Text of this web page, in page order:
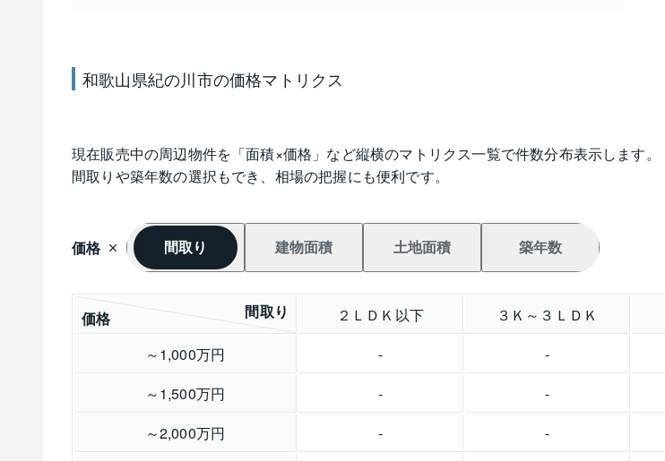
和歌山県紀の川市の価格マトリクス
現在販売中の周辺物件を「面積×価格」など縦横のマトリクス一覧で件数分布表示します。
間取りや築年数の選択もでき、相場の把握にも便利です。
価格 間取り 建物面積 土地面積 築年数
価格 間取り ２ＬＤＫ以下 ３Ｋ～３ＬＤＫ
～1,000万円
- -
～1,500万円
- -
～2,000万円
- -